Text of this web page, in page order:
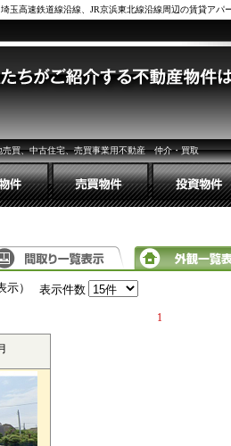
玉高速鉄道線沿線、JR京浜東北線沿線周辺の賃貸アパ
売買、中古住宅、売買事業用不動産 仲介・買取
示） 表示件数
1